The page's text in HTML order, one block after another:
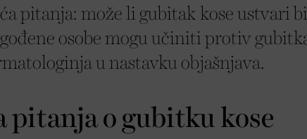
pitanja: može li gubitak kose ustvari
osobe mogu učiniti protiv
u nastavku objašnjava.
pitanja o gubitku kose